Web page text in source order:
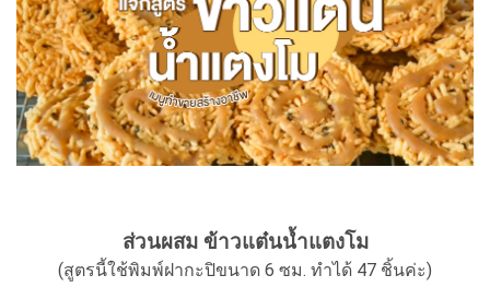
ส่วนผสม ข้าวแต๋นน้ำแตงโม
(สูตรนี้ใช้พิมพ์ฝากะปิขนาด 6 ซม. ทำได้ 47 ชิ้นค่ะ)